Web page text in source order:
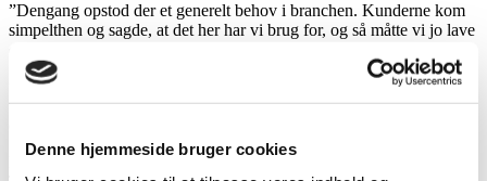
Denne hjemmeside bruger cookies
”Dengang opstod der et generelt behov i branchen. Kunderne kom
simpelthen og sagde, at det her har vi brug for, og så måtte vi jo lave
”På mange måder kan man sige, at vi fik chancen og greb den. Vi
tilpassede os det behov hos kunderne med stor fleksibilitet og
Derfra udviklede det hele sig, og i 1993 gik Stig og Pia all in med